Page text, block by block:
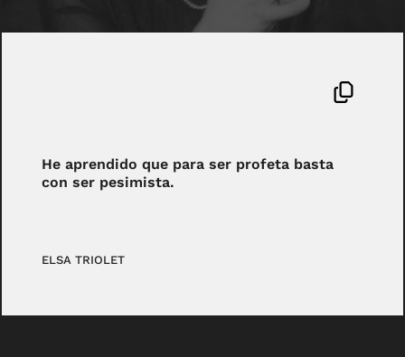
He aprendido que para ser profeta basta
con ser pesimista.
ELSA TRIOLET